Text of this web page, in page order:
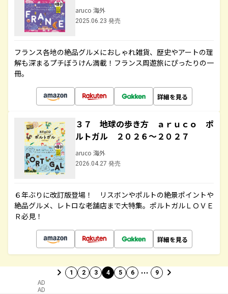
aruco 海外
2025.06.23 発売
フランス各地の絶品グルメにおしゃれ雑貨、歴史やアートの理
解も深まるプチぼうけん満載！フランス周遊旅にぴったりの一
冊。
詳細を見る
３７ 地球の歩き方 ａｒｕｃｏ ポ
ルトガル ２０２６～２０２７
aruco 海外
2026.04.27 発売
６年ぶりに改訂版登場！ リスボンやポルトの絶景ポイントや
絶品グルメ、レトロな老舗店まで大特集。ポルトガルＬＯＶＥ
Ｒ必見！
詳細を見る
1 2 3 4 5 6 … 9
AD
AD